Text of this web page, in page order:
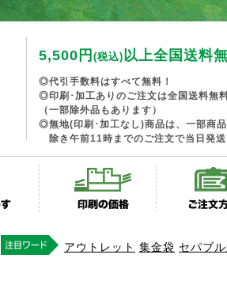
5,500円 (税込)以上全国送料無
◎代引手数料はすべて無料！
◎印刷･加工ありのご注文は全国送料無料
（一部除外品もあります）
◎無地(印刷･加工なし)商品は、一部商
除き午前11時までのご注文で当日発送
アウトレット 集金袋 セパブ